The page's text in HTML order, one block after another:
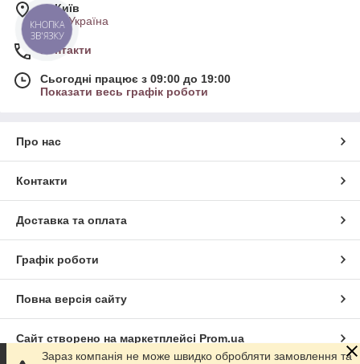
м. Київ
Київ, Україна
Контакти
Сьогодні працює з 09:00 до 19:00
Показати весь графік роботи
Про нас
Контакти
Доставка та оплата
Графік роботи
Повна версія сайту
Сайт створено на маркетплейсі Prom.ua
Зараз компанія не може швидко обробляти замовлення та
КНОПКА
ЗВ'ЯЗКУ